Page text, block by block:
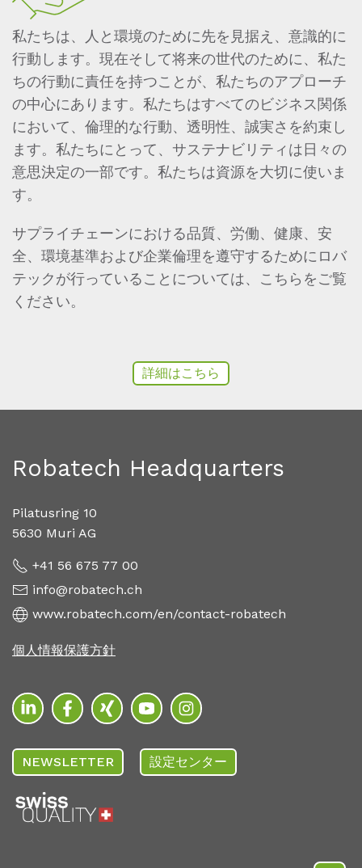
私たちは、人と環境のために先を見据え、意識的に
行動します。現在そして将来の世代のために、私た
ちの行動に責任を持つことが、私たちのアプローチ
の中心にあります。私たちはすべてのビジネス関係
において、倫理的な行動、透明性、誠実さを約束し
ます。私たちにとって、サステナビリティは日々の
意思決定の一部です。私たちは資源を大切に使いま
す。
サプライチェーンにおける品質、労働、健康、安
全、環境基準および企業倫理を遵守するためにロバ
テックが行っていることについては、こちらをご覧
ください。
詳細はこちら
Robatech Headquarters
Pilatusring 10
5630 Muri AG
+41 56 675 77 00
info@robatech.ch
www.robatech.com/en/contact-robatech
個人情報保護方針
NEWSLETTER 設定センター